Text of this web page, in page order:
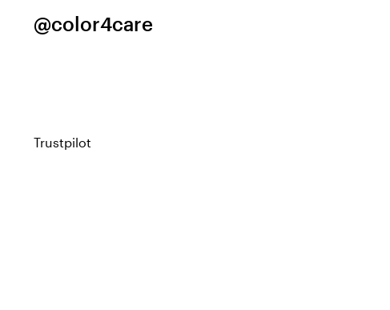
@color4care
Trustpilot